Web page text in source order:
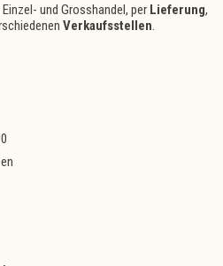
Einzel- und Grosshandel, per Lieferung,
Verkaufsstellen.